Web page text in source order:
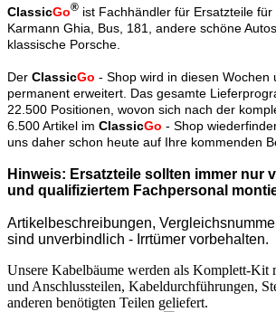
ClassicGo® ist Fachhändler für Ersatzteile für
Karmann Ghia, Bus, 181, andere schöne
klassische Porsche.
Der ClassicGo - Shop wird in diesen Wochen
permanent erweitert. Das gesamte
22.500 Positionen, wovon sich nach der
6.500 Artikel im ClassicGo - Shop
uns daher schon heute auf Ihre kommenden
Hinweis: Ersatzteile sollten immer nur
und qualifiziertem Fachpersonal
Artikelbeschreibungen,
sind unverbindlich - Irrtümer vorbehalten.
Unsere Kabelbäume werden als Komplett-Kit
und Anschlussteilen, Kabeldurchführungen,
anderen benötigten Teilen geliefert.